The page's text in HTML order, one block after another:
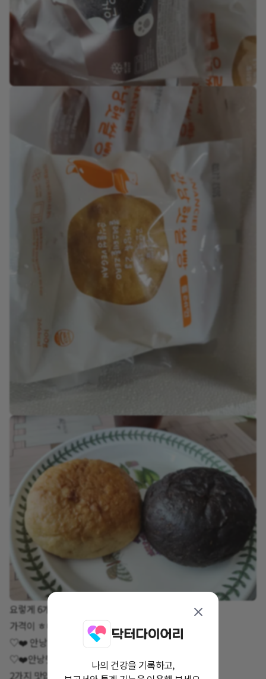
요렇게 6개 인터넷 가격 찾아보니
가격이 ㅎㄷㄷ 합니다 .
♡❤️ 안낭 햇쌀빵 초코❤️♡
♡❤️안낭햇쌀빵 플레인❤️♡
2가지 맛입니다.
나의 건강을 기록하고,